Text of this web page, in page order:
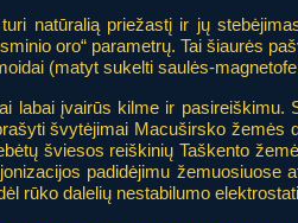
natūralią priežastį ir jų
oro“ parametrų. Tai šiaurės
(matyt sukelti saulės-
labai įvairūs kilme ir
švytėjimai Macuširsko žemės
šviesos reiškinių Taškento
padidėjimu žemuosiuose
rūko dalelių nestabilumo